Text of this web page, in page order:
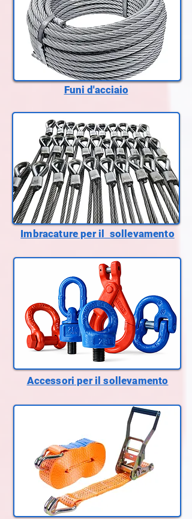
Funi d'acciaio
Imbracature per il sollevamento
Accessori per il sollevamento